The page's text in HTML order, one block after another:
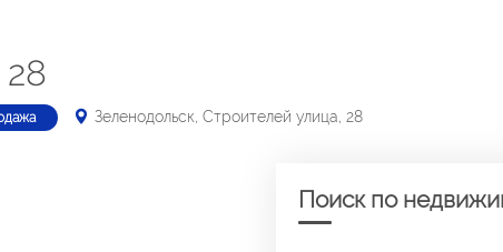
Зеленодольск, Строителей улица, 28
Поиск по